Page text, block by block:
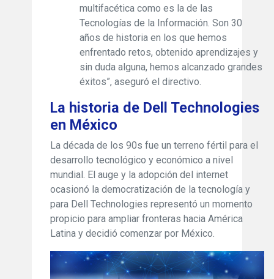
multifacética como es la de las
Tecnologías de la Información. Son 30
años de historia en los que hemos
enfrentado retos, obtenido aprendizajes y
sin duda alguna, hemos alcanzado grandes
éxitos”, aseguró el directivo.
La historia de Dell Technologies
en México
La década de los 90s fue un terreno fértil para el
desarrollo tecnológico y económico a nivel
mundial. El auge y la adopción del internet
ocasionó la democratización de la tecnología y
para Dell Technologies representó un momento
propicio para ampliar fronteras hacia América
Latina y decidió comenzar por México.